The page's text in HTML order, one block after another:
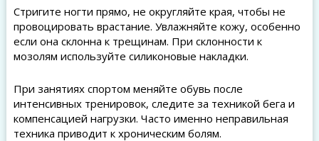
Стригите ногти прямо, не округляйте края, чтобы не
провоцировать врастание. Увлажняйте кожу, особенно
если она склонна к трещинам. При склонности к
мозолям используйте силиконовые накладки.
При занятиях спортом меняйте обувь после
интенсивных тренировок, следите за техникой бега и
компенсацией нагрузки. Часто именно неправильная
техника приводит к хроническим болям.